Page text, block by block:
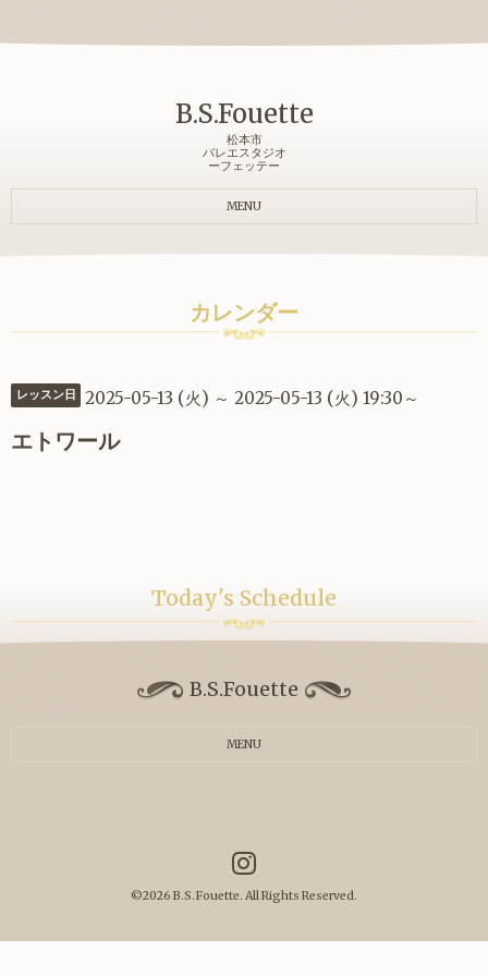
B.S.Fouette
松本市
バレエスタジオ
ーフェッテー
MENU
カレンダー
レッスン日 2025-05-13 (火) ～ 2025-05-13 (火) 19:30～
エトワール
Today's Schedule
B.S.Fouette
MENU
©2026 B.S.Fouette. All Rights Reserved.